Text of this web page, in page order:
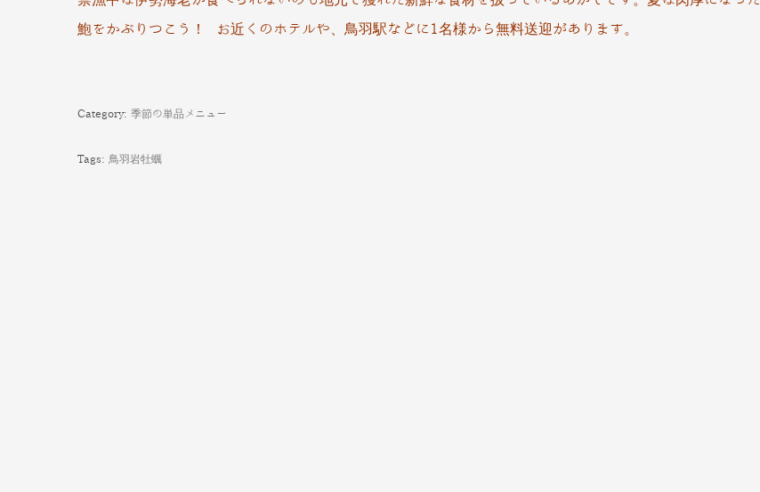
鮑をかぶりつこう！ お近くのホテルや、鳥羽駅などに1名様から無料送迎があります。
Category: 季節の単品メニュー
Tags: 鳥羽岩牡蠣